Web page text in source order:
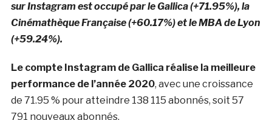
sur Instagram est occupé par le Gallica (+71.95%), la
Cinémathèque Française (+60.17%) et le MBA de Lyon
(+59.24%).
Le compte Instagram de Gallica réalise la meilleure
performance de l’année 2020, avec une croissance
de 71.95 % pour atteindre 138 115 abonnés, soit 57
791 nouveaux abonnés.